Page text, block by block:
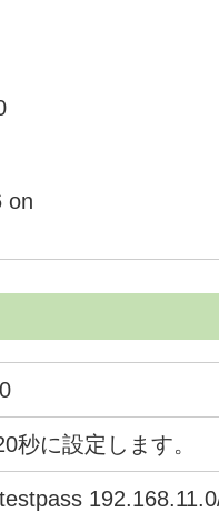
on
秒に設定します。